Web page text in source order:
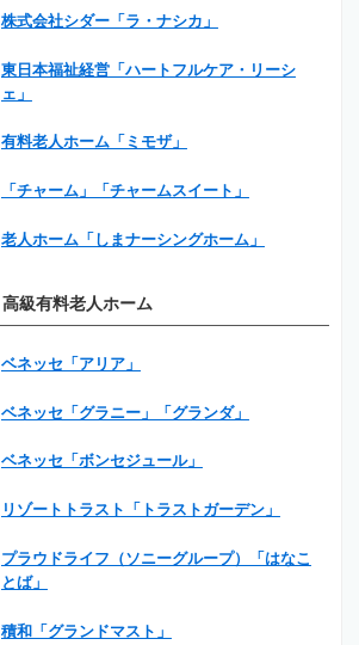
株式会社シダー「ラ・ナシカ」
東日本福祉経営「ハートフルケア・リーシ
ェ」
有料老人ホーム「ミモザ」
「チャーム」「チャームスイート」
老人ホーム「しまナーシングホーム」
高級有料老人ホーム
ベネッセ「アリア」
ベネッセ「グラニー」「グランダ」
ベネッセ「ボンセジュール」
リゾートトラスト「トラストガーデン」
プラウドライフ（ソニーグループ）「はなこ
とば」
積和「グランドマスト」